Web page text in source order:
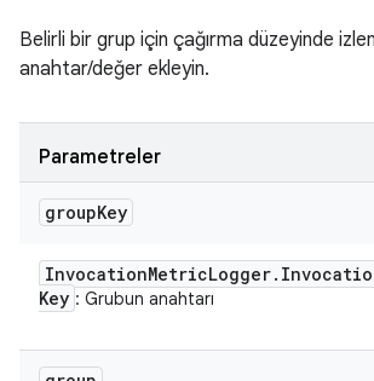
Belirli bir grup için çağırma düzeyinde
anahtar/değer ekleyin.
Parametreler
groupKey
InvocationMetricLogger.
Key : Grubun anahtarı